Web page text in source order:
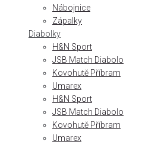
Nábojnice
Zápalky
Diabolky
H&N Sport
JSB Match Diabolo
Kovohutě Příbram
Umarex
H&N Sport
JSB Match Diabolo
Kovohutě Příbram
Umarex